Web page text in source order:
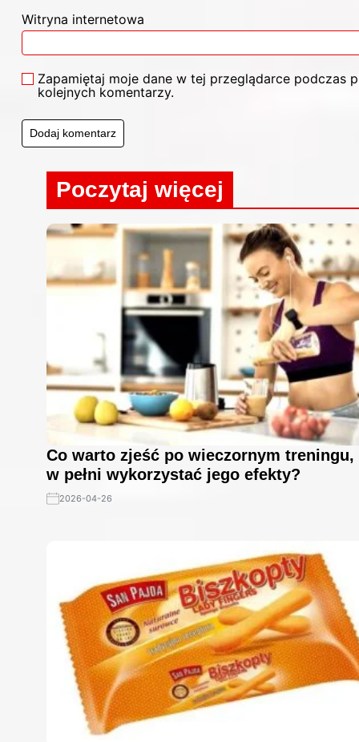
Witryna internetowa
Zapamiętaj moje dane w tej przeglądarce podczas
kolejnych komentarzy.
Poczytaj więcej
Co warto zjeść po wieczornym treningu,
w pełni wykorzystać jego efekty?
2026-04-26